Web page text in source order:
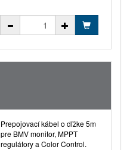
Prepojovací kábel o dľžke 5m
pre BMV monitor, MPPT
regulátory a Color Control.